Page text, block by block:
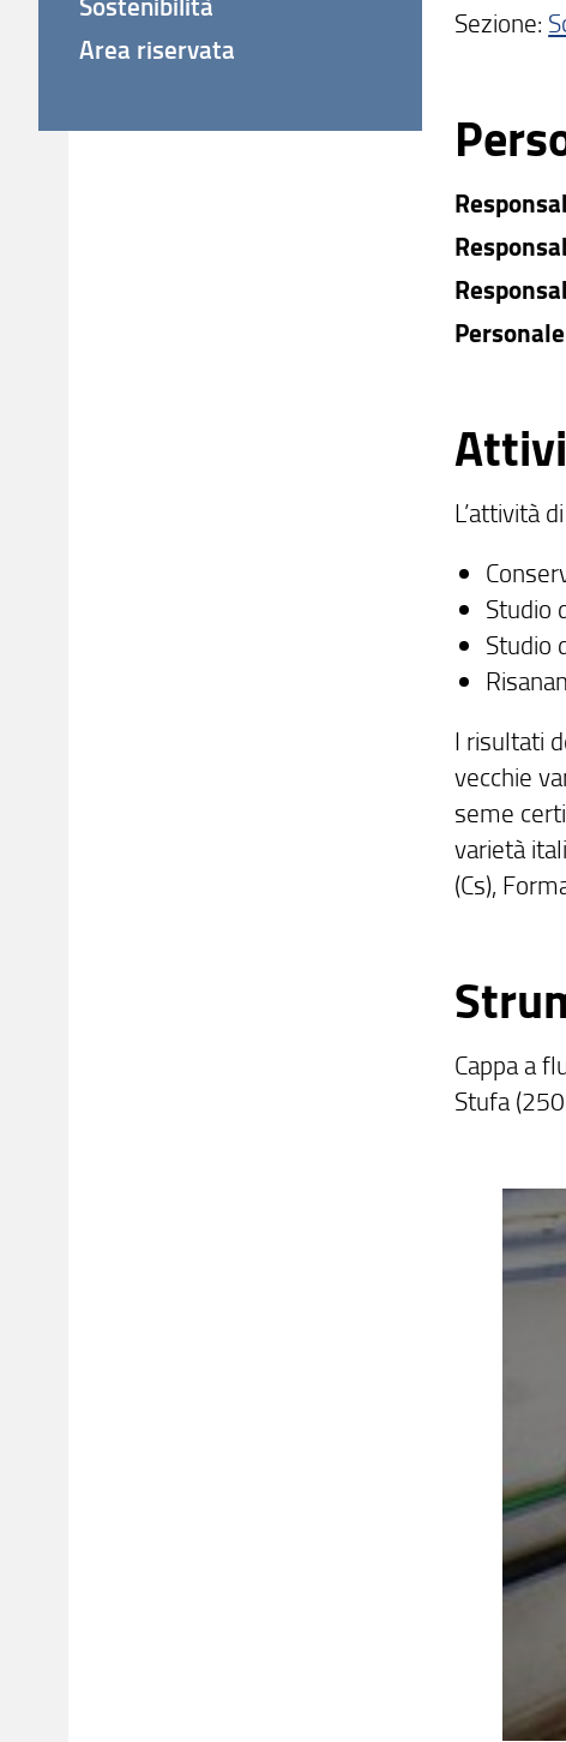
Sezione:
L’attività
Studio
Studio
I risultati
vecchie
seme
varietà
(Cs),
Cappa a
Stufa
Area riservata